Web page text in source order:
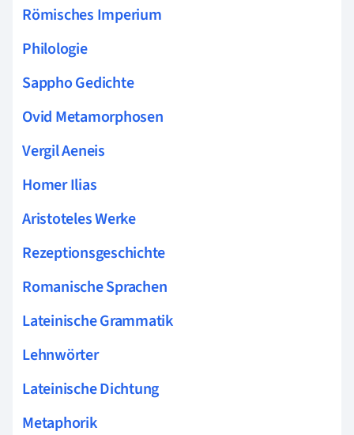
Römisches Imperium
Philologie
Sappho Gedichte
Ovid Metamorphosen
Vergil Aeneis
Homer Ilias
Aristoteles Werke
Rezeptionsgeschichte
Romanische Sprachen
Lateinische Grammatik
Lehnwörter
Lateinische Dichtung
Metaphorik